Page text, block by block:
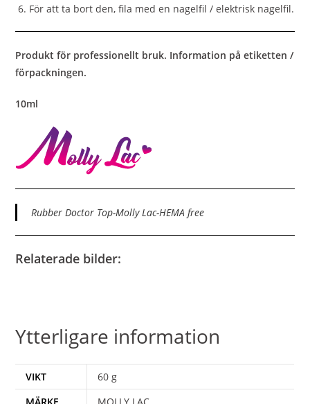
För att ta bort den, fila med en nagelfil / elektrisk nagelfil.
Produkt för professionellt bruk. Information på etiketten /
förpackningen.
10ml
Rubber Doctor Top-Molly Lac-HEMA free
Relaterade bilder:
Ytterligare information
VIKT
60 g